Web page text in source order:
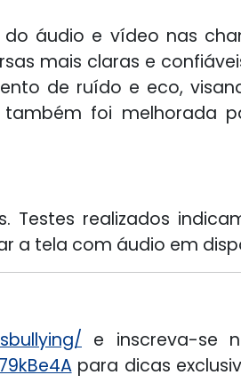
áudio e vídeo nas
mais claras e
de ruído e eco,
foi melhorada
Testes realizados
a tela com áudio em
e inscreva-se
para dicas